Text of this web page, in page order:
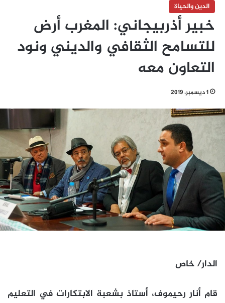
الدين والحياة
خبير أذربيجاني: المغرب أرض
للتسامح الثقافي والديني ونود
التعاون معه
1 ديسمبر، 2019
الدار/ خاص
قام أنار رحيموف، أستاذ بشعبة الابتكارات في التعليم